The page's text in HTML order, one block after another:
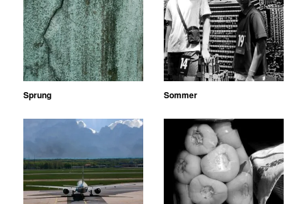
Sprung Sommer